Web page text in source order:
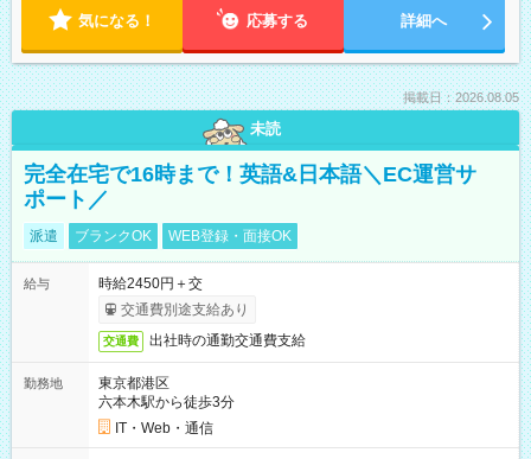
気になる！ 応募する 詳細へ
掲載日：2026.08.05
未読
完全在宅で16時まで！英語&日本語＼EC運営サ
ポート／
派遣 ブランクOK WEB登録・面接OK
給与
時給2450円＋交
交通費別途支給あり
交通費 出社時の通勤交通費支給
勤務地
東京都港区
六本木駅から徒歩3分
IT・Web・通信